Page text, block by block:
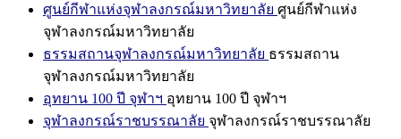
ศูนย์กีฬาแห่งจุฬาลงกรณ์มหาวิทยาลัย ศูนย์กีฬาแห่ง
จุฬาลงกรณ์มหาวิทยาลัย
ธรรมสถานจุฬาลงกรณ์มหาวิทยาลัย ธรรมสถาน
จุฬาลงกรณ์มหาวิทยาลัย
อุทยาน 100 ปี จุฬาฯ อุทยาน 100 ปี จุฬาฯ
จุฬาลงกรณ์ราชบรรณาลัย จุฬาลงกรณ์ราชบรรณาลัย